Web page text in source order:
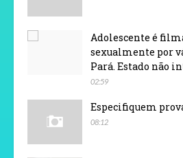
Adolescente é
sexualmente por
Pará. Estado não
02:59
Especifiquem
08:12